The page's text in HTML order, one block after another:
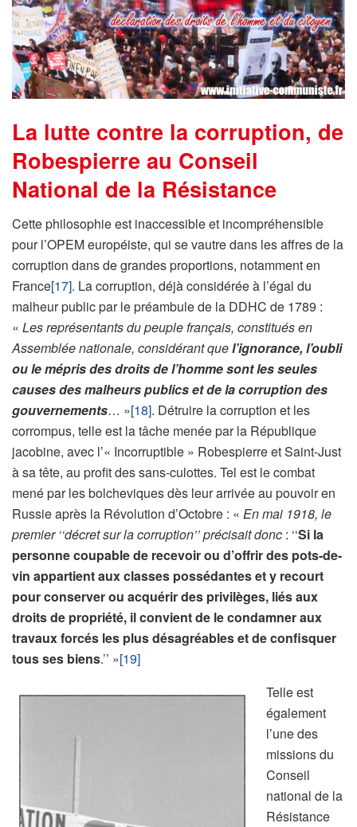
La lutte contre la corruption, de
Robespierre au Conseil
National de la Résistance
Cette philosophie est inaccessible et incompréhensible
pour l’OPEM européiste, qui se vautre dans les affres de la
corruption dans de grandes proportions, notamment en
France[17]. La corruption, déjà considérée à l’égal du
malheur public par le préambule de la DDHC de 1789 :
« Les représentants du peuple français, constitués en
Assemblée nationale, considérant quel’ignorance, l’oubli
ou le mépris des droits de l’homme sont les seules
causes des malheurs publics et de la corruption des
gouvernements… »[18]. Détruire la corruption et les
corrompus, telle est la tâche menée par la République
jacobine, avec l’« Incorruptible » Robespierre et Saint-Just
à sa tête, au profit des sans-culottes. Tel est le combat
mené par les bolcheviques dès leur arrivée au pouvoir en
Russie après la Révolution d’Octobre : « En mai 1918, le
premier ‘‘décret sur la corruption’’ précisait donc : ‘‘Si la
personne coupable de recevoir ou d’offrir des pots-de-
vin appartient aux classes possédantes et y recourt
pour conserver ou acquérir des privilèges, liés aux
droits de propriété, il convient de le condamner aux
travaux forcés les plus désagréables et de confisquer
tous ses biens.’’ »[19]
Telle est
également
l’une des
missions du
Conseil
national de la
Résistance